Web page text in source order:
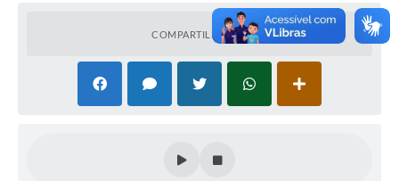
COMPARTILHAR